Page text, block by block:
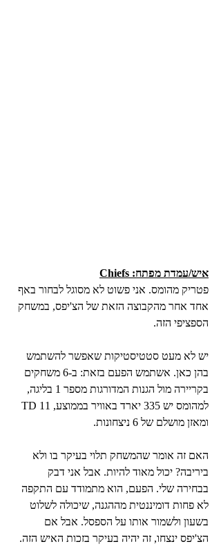
איש/עמדת מפתח: Chiefs
פטריק מהומס. אני פשוט לא מסוגל לבחור באף
אחד אחר מהקבוצה הזאת של הצ'יפס, במשחק
הספציפי הזה.
יש לא מעט סטטיסטיקות שאפשר להשתמש
בהן כאן. אשתמש הפעם בזאת: ב-6 משחקים
בקריירה מול הגנות המדורגות מספר 1 בליגה,
ומאזן מושלם של 6 ניצחונות.
האם זה אומר שהמשחק תלוי בעיקר בו ולא
ביריבה? יכול מאוד להיות. אבל אני דבק
בבחירה שלי. הפעם, הוא מתמודד עם התקפה
לא פחות דומיננטית מההגנה, שיכולה לשלוט
בשעון ולשמור אותו על הספסל. אבל אם
הצ'יפס ינצחו, זה יהיה בעיקר בזכות האיש הזה.